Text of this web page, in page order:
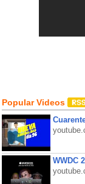
Popular Videos
WWDC